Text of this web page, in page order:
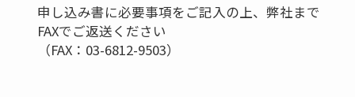
申し込み書に必要事項をご記入の上、弊社まで
FAXでご返送ください
（FAX：03-6812-9503）